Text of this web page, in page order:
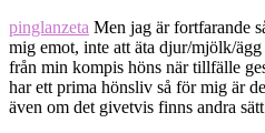
pinglanzeta Men jag är fortfarande
mig emot, inte att äta djur/mjölk/
från min kompis höns när tillfälle
har ett prima hönsliv så för mig är
även om det givetvis finns andra